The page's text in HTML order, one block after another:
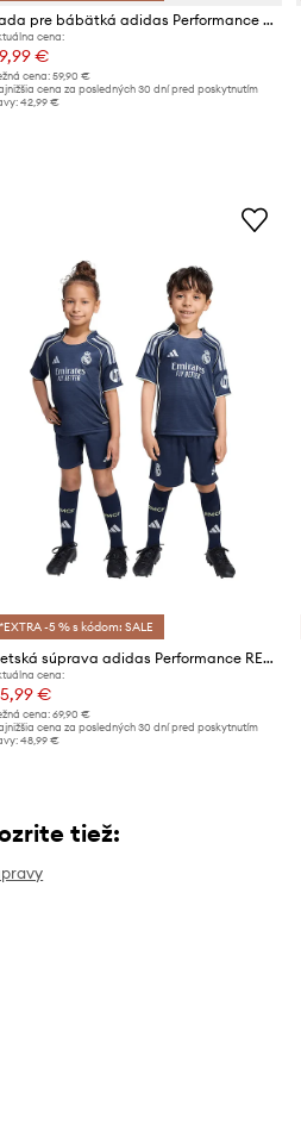
Sada pre bábätká adidas Performance JUVENTUS
cena:
€
cena: 59,90 €
cena za posledných 30 dní pred poskytnutím
42,99 €
*EXTRA -5 % s kódom: SALE
Detská súprava adidas Performance REAL MADRID
cena:
€
cena: 69,90 €
cena za posledných 30 dní pred poskytnutím
48,99 €
tiež: